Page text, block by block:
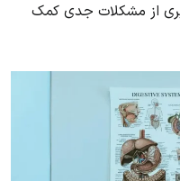
از مشکلات جدی کمک